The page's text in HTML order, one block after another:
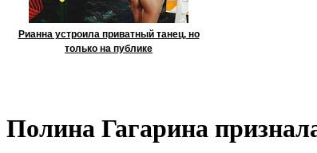
Рианна устроила приватный танец, но
только на публике
Полина Гагарина